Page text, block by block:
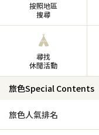
按照地區
搜尋
尋找
休閒活動
旅色Special Contents
旅色人氣排名